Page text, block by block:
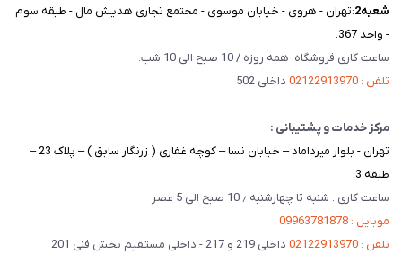
شعبه‌2 :تهران - هروی - خیابان موسوی - مجتمع تجاری هدیش مال - طبقه سوم
- واحد 367.
ساعت کاری فروشگاه: همه روزه / 10 صبح الی 10 شب.
تلفن : 02122913970
داخلی 502
مرکز خدمات و پشتیبانی :
تهران - بلوار میرداماد – خیابان نسا – کوچه غفاری ( زرنگار سابق ) – پلاک 23 –
طبقه 3.
ساعت کاری : شنبه تا چهارشنبه ٫ 10 صبح الی 5 عصر
موبایل : 09963781878
تلفن : 02122913970
داخلی 219 و 217 - داخلی مستقیم بخش فنی 201